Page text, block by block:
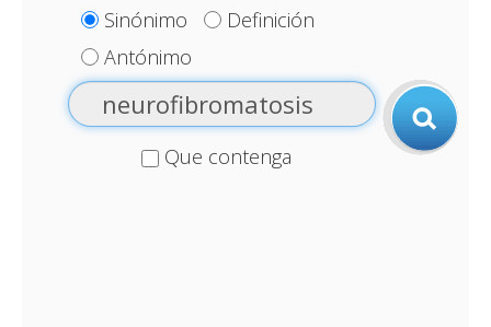
Sinónimo
Definición
Antónimo
Que contenga